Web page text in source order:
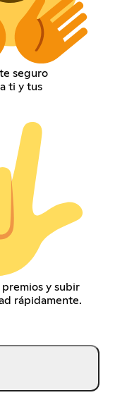
seguro
ti y tus
premios y subir
rápidamente.